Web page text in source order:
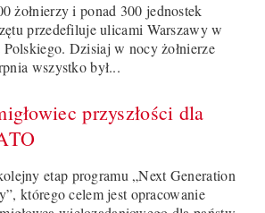
żołnierzy i ponad 300 jednostek
przedefiluje ulicami Warszawy w
Dzisiaj w nocy żołnierze
wszystko był...
przyszłości dla
etap programu „Next Generation
którego celem jest opracowanie